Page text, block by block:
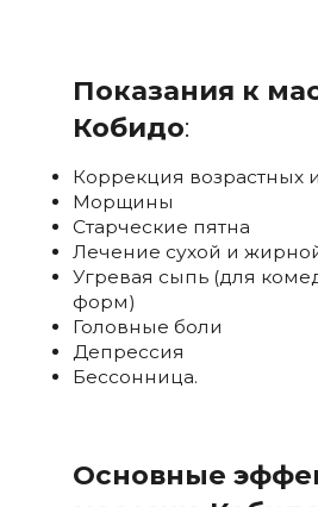
Показания к
Кобидо:
Коррекция возрастных
Морщины
Старческие пятна
Лечение сухой и
Угревая сыпь (для
форм)
Головные боли
Депрессия
Бессонница.
Основные